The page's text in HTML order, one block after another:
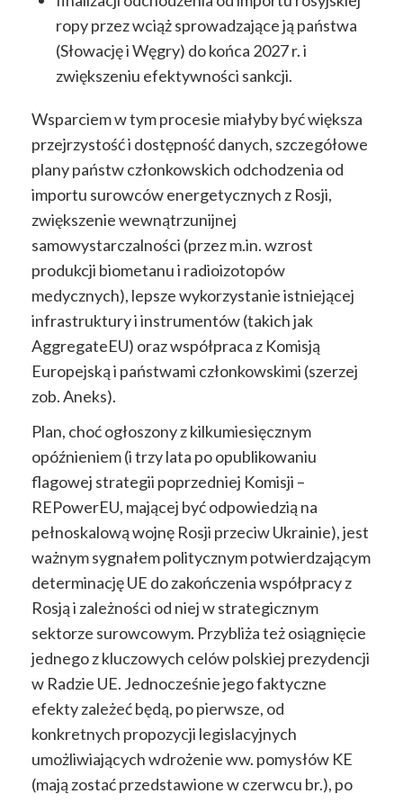
ropy przez wciąż sprowadzające ją państwa
(Słowację i Węgry) do końca 2027 r. i
zwiększeniu efektywności sankcji.
Wsparciem w tym procesie miałyby być większa
przejrzystość i dostępność danych, szczegółowe
plany państw członkowskich odchodzenia od
importu surowców energetycznych z Rosji,
zwiększenie wewnątrzunijnej
samowystarczalności (przez m.in. wzrost
produkcji biometanu i radioizotopów
medycznych), lepsze wykorzystanie istniejącej
infrastruktury i instrumentów (takich jak
AggregateEU) oraz współpraca z Komisją
Europejską i państwami członkowskimi (szerzej
zob. Aneks).
Plan, choć ogłoszony z kilkumiesięcznym
opóźnieniem (i trzy lata po opublikowaniu
flagowej strategii poprzedniej Komisji –
REPowerEU, mającej być odpowiedzią na
pełnoskalową wojnę Rosji przeciw Ukrainie), jest
ważnym sygnałem politycznym potwierdzającym
determinację UE do zakończenia współpracy z
Rosją i zależności od niej w strategicznym
sektorze surowcowym. Przybliża też osiągnięcie
jednego z kluczowych celów polskiej prezydencji
w Radzie UE. Jednocześnie jego faktyczne
efekty zależeć będą, po pierwsze, od
konkretnych propozycji legislacyjnych
umożliwiających wdrożenie ww. pomysłów KE
(mają zostać przedstawione w czerwcu br.), po